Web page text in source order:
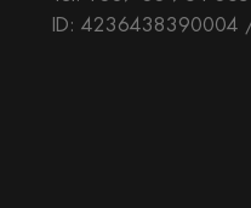
ID: 4236438390004